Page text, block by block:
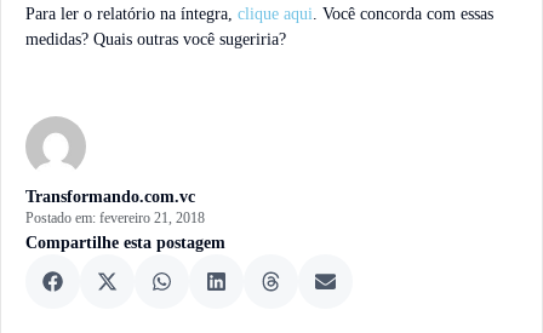
Transformando.com.vc
Postado em: fevereiro 21, 2018
Compartilhe esta postagem
Para ler o relatório na íntegra, clique aqui. Você concorda com essas
medidas? Quais outras você sugeriria?